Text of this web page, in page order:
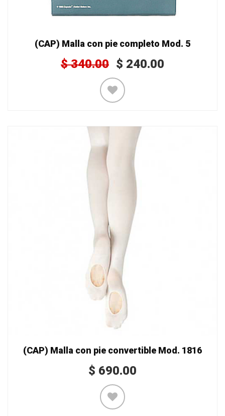
(CAP) Malla con pie completo Mod. 5
$340.00 $ 240.00
(CAP) Malla con pie convertible Mod. 1816
$ 690.00